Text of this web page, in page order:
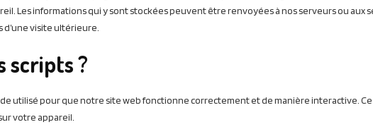
Les informations qui y sont stockées peuvent être renvoyées à nos serveurs ou aux
visite ultérieure.
scripts ?
utilisé pour que notre site web fonctionne correctement et de manière interactive.
votre appareil.